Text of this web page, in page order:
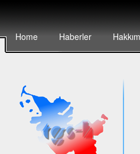
Home Haberler